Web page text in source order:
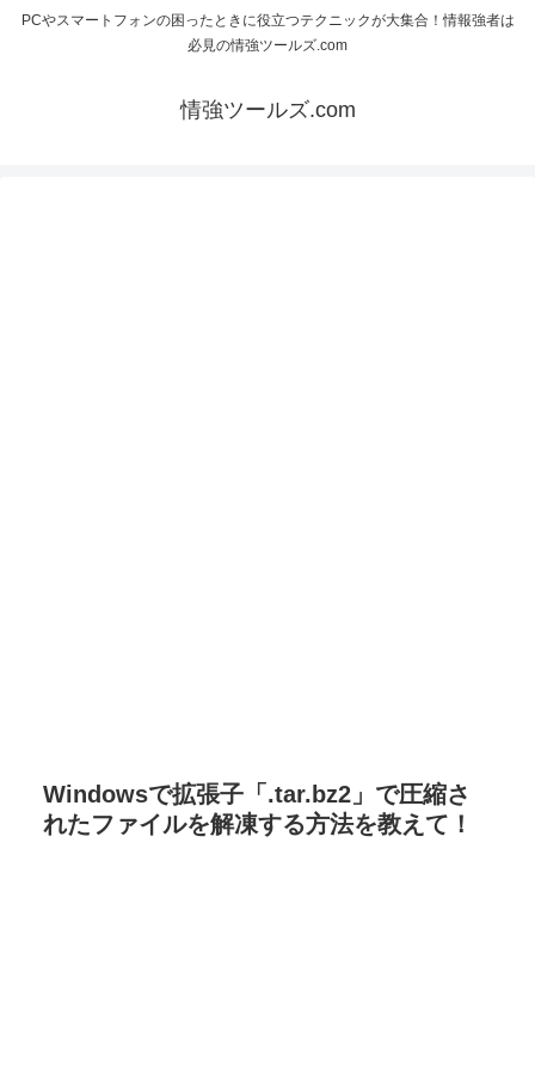
PCやスマートフォンの困ったときに役立つテクニックが大集合！情報強者は
必見の情強ツールズ.com
情強ツールズ.com
Windowsで拡張子「.tar.bz2」で圧縮さ
れたファイルを解凍する方法を教えて！